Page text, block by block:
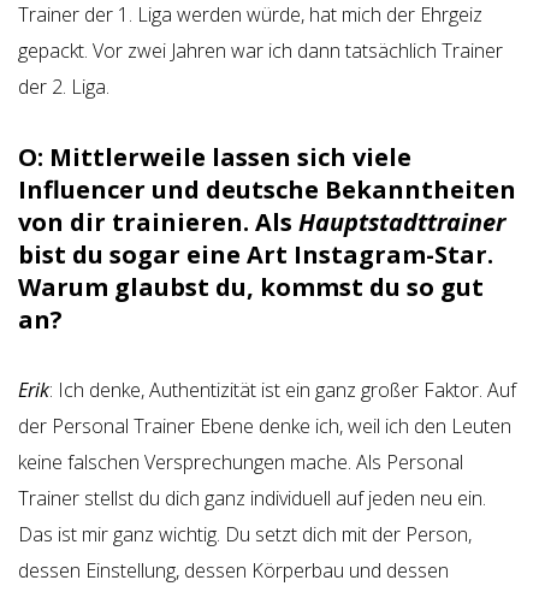
Trainer der 1. Liga werden würde, hat mich der Ehrgeiz
gepackt. Vor zwei Jahren war ich dann tatsächlich Trainer
der 2. Liga.
O: Mittlerweile lassen sich viele
Influencer und deutsche Bekanntheiten
von dir trainieren. Als Hauptstadttrainer
bist du sogar eine Art Instagram-Star.
Warum glaubst du, kommst du so gut
an?
Erik: Ich denke, Authentizität ist ein ganz großer Faktor. Auf
der Personal Trainer Ebene denke ich, weil ich den Leuten
keine falschen Versprechungen mache. Als Personal
Trainer stellst du dich ganz individuell auf jeden neu ein.
Das ist mir ganz wichtig. Du setzt dich mit der Person,
dessen Einstellung, dessen Körperbau und dessen